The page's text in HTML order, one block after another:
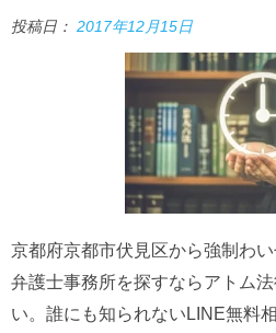
投稿日： 2017年12月15日
京都府京都市伏見区から強制わ
弁護士事務所を探すならアトム
い。誰にも知られないLINE無料